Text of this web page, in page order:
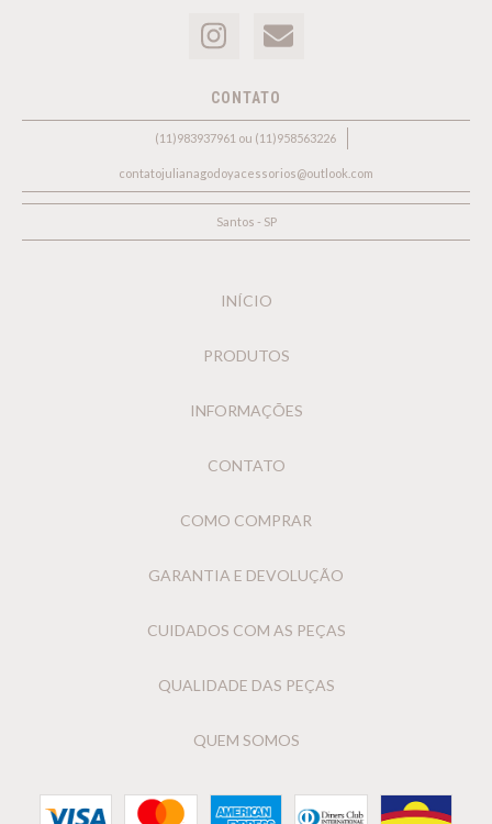
CONTATO
(11)983937961 ou (11)958563226
contatojulianagodoyacessorios@outlook.com
Santos - SP
INÍCIO
PRODUTOS
INFORMAÇÕES
CONTATO
COMO COMPRAR
GARANTIA E DEVOLUÇÃO
CUIDADOS COM AS PEÇAS
QUALIDADE DAS PEÇAS
QUEM SOMOS